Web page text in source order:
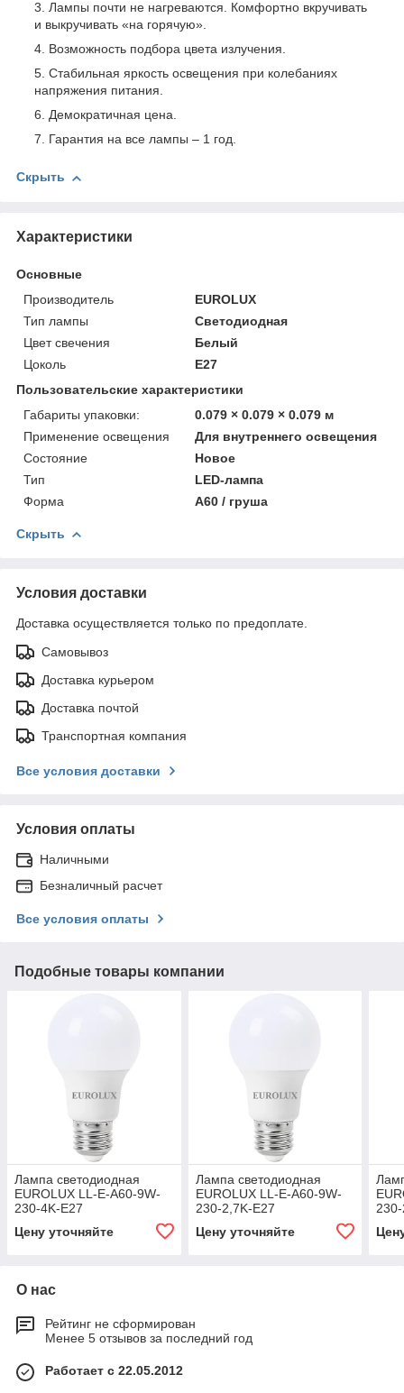
Лампы почти не нагреваются. Комфортно вкручивать
и выкручивать «на горячую».
Возможность подбора цвета излучения.
Стабильная яркость освещения при колебаниях
напряжения питания.
Демократичная цена.
Гарантия на все лампы – 1 год.
Скрыть
Характеристики
Основные
Производитель
EUROLUX
Тип лампы
Светодиодная
Цвет свечения
Белый
Цоколь
E27
Пользовательские характеристики
Габариты упаковки:
0.079 × 0.079 × 0.079 м
Применение освещения
Для внутреннего освещения
Состояние
Новое
Тип
LED-лампа
Форма
А60 / груша
Скрыть
Условия доставки
Доставка осуществляется только по предоплате.
Самовывоз
Доставка курьером
Доставка почтой
Транспортная компания
Все условия доставки
Условия оплаты
Наличными
Безналичный расчет
Все условия оплаты
Подобные товары компании
Лампа светодиодная
EUROLUX LL-E-A60-9W-
230-4K-E27
Цену уточняйте
Лампа светодиодная
EUROLUX LL-E-A60-9W-
230-2,7K-E27
Цену уточняйте
О нас
Рейтинг не сформирован
Менее 5 отзывов за последний год
Работает с 22.05.2012